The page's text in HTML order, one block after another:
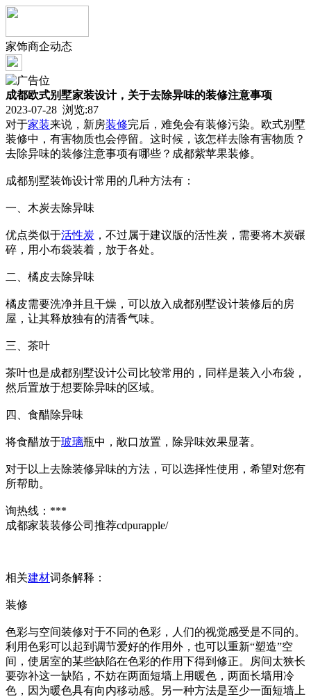
家饰商企动态
成都欧式别墅家装设计，关于去除异味的装修注意事项
2023-07-28 浏览:87
对于家装来说，新房装修完后，难免会有装修污染。欧式别墅
装修中，有害物质也会停留。这时候，该怎样去除有害物质？
去除异味的装修注意事项有哪些？成都紫苹果装修。
成都别墅装饰设计常用的几种方法有：
一、木炭去除异味
优点类似于活性炭 ，不过属于建议版的活性炭，需要将木炭碾
碎，用小布袋装着，放于各处。
二、橘皮去除异味
橘皮需要洗净并且干燥，可以放入成都别墅设计装修后的房
屋，让其释放独有的清香气味。
三、茶叶
茶叶也是成都别墅设计公司比较常用的，同样是装入小布袋，
然后置放于想要除异味的区域。
四、食醋除异味
将食醋放于玻璃瓶中，敞口放置，除异味效果显著。
对于以上去除装修异味的方法，可以选择性使用，希望对您有
所帮助。
询热线：***
成都家装装修公司推荐cdpurapple/
相关建材词条解释：
装修
色彩与空间装修对于不同的色彩，人们的视觉感受是不同的。
利用色彩可以起到调节爱好的作用外，也可以重新“塑造”空
间，使居室的某些缺陷在色彩的作用下得到修正。房间太狭长
要弥补这一缺陷，不妨在两面短墙上用暖色，两面长墙用冷
色，因为暖色具有向内移动感。另一种方法是至少一面短墙上